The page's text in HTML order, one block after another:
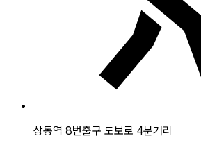
상동역 8번출구 도보로 4분거리